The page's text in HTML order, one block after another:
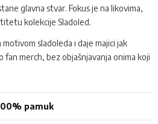
glavna stvar. Fokus je na likovima,
kolekcije Sladoled.
sladoleda i daje majici jak
fan merch, bez objašnjavanja onima koji
pamuk